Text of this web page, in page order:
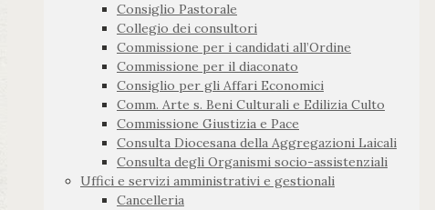
Consiglio Pastorale
Collegio dei consultori
Commissione per i candidati all’Ordine
Commissione per il diaconato
Consiglio per gli Affari Economici
Comm. Arte s. Beni Culturali e Edilizia Culto
Commissione Giustizia e Pace
Consulta Diocesana della Aggregazioni Laicali
Consulta degli Organismi socio-assistenziali
Uffici e servizi amministrativi e gestionali
Cancelleria